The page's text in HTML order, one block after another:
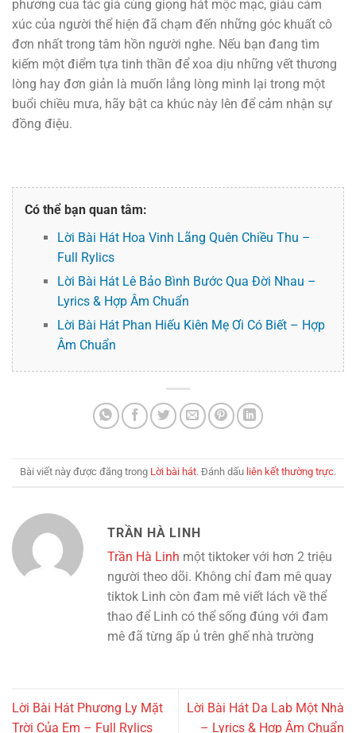
phương của tác giả cùng giọng hát mộc mạc, giàu cảm
xúc của người thể hiện đã chạm đến những góc khuất cô
đơn nhất trong tâm hồn người nghe. Nếu bạn đang tìm
kiếm một điểm tựa tinh thần để xoa dịu những vết thương
lòng hay đơn giản là muốn lắng lòng mình lại trong một
buổi chiều mưa, hãy bật ca khúc này lên để cảm nhận sự
đồng điệu.
Có thể bạn quan tâm:
Lời Bài Hát Hoa Vinh Lãng Quên Chiều Thu –
Full Rylics
Lời Bài Hát Lê Bảo Bình Bước Qua Đời Nhau –
Lyrics & Hợp Âm Chuẩn
Lời Bài Hát Phan Hiếu Kiên Mẹ Ơi Có Biết – Hợp
Âm Chuẩn
Bài viết này được đăng trong Lời bài hát. Đánh dấu liên kết thường trực.
TRẦN HÀ LINH
Trần Hà Linh một tiktoker với hơn 2 triệu
người theo dõi. Không chỉ đam mê quay
tiktok Linh còn đam mê viết lách về thể
thao để Linh có thể sống đúng với đam
mê đã từng ấp ủ trên ghế nhà trường
Lời Bài Hát Phương Ly Mặt
Trời Của Em – Full Rylics
Lời Bài Hát Da Lab Một Nhà
– Lyrics & Hợp Âm Chuẩn